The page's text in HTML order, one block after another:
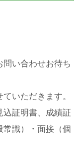
い合わせお待ち
いただきます。
込証明書、成績証
常識）・面接（個